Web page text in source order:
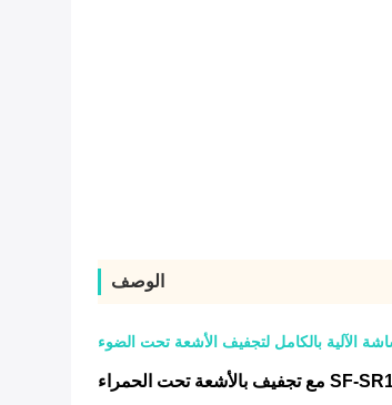
الوصف
الآلية بالكامل لتجفيف الأشعة تحت الضوء